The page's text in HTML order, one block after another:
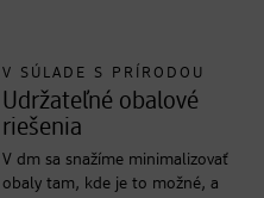
V SÚLADE S PRÍRODOU
Udržateľné obalové
riešenia
V dm sa snažíme minimalizovať
obaly tam, kde je to možné, a